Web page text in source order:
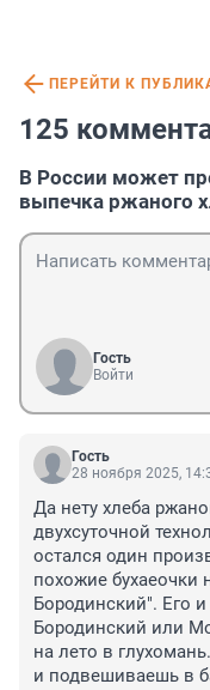
ПЕРЕЙТИ К
125
В России может
выпечка ржаного
Гость
Войти
Гость
28 ноября 2025,
Да нету хлеба
двухсуточной
остался один
похожие бухаеочки
Бородинский". Его
Бородинский или
на лето в
и подвешиваешь в